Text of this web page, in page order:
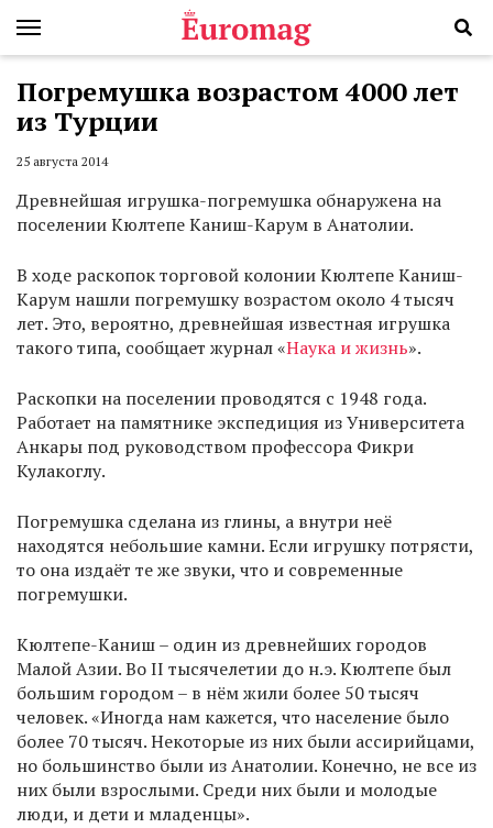
Погремушка возрастом 4000 лет
из Турции
25 августа 2014
Древнейшая игрушка-погремушка обнаружена на
поселении Кюлтепе Каниш-Карум в Анатолии.
В ходе раскопок торговой колонии Кюлтепе Каниш-
Карум нашли погремушку возрастом около 4 тысяч
лет. Это, вероятно, древнейшая известная игрушка
такого типа, сообщает журнал «Наука и жизнь».
Раскопки на поселении проводятся с 1948 года.
Работает на памятнике экспедиция из Университета
Анкары под руководством профессора Фикри
Кулакоглу.
Погремушка сделана из глины, а внутри неё
находятся небольшие камни. Если игрушку потрясти,
то она издаёт те же звуки, что и современные
погремушки.
Кюлтепе-Каниш – один из древнейших городов
Малой Азии. Во II тысячелетии до н.э. Кюлтепе был
большим городом – в нём жили более 50 тысяч
человек. «Иногда нам кажется, что население было
более 70 тысяч. Некоторые из них были ассирийцами,
но большинство были из Анатолии. Конечно, не все из
них были взрослыми. Среди них были и молодые
люди, и дети и младенцы».